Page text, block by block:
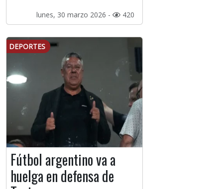
lunes, 30 marzo 2026 - 420
DEPORTES
Fútbol argentino va a
huelga en defensa de